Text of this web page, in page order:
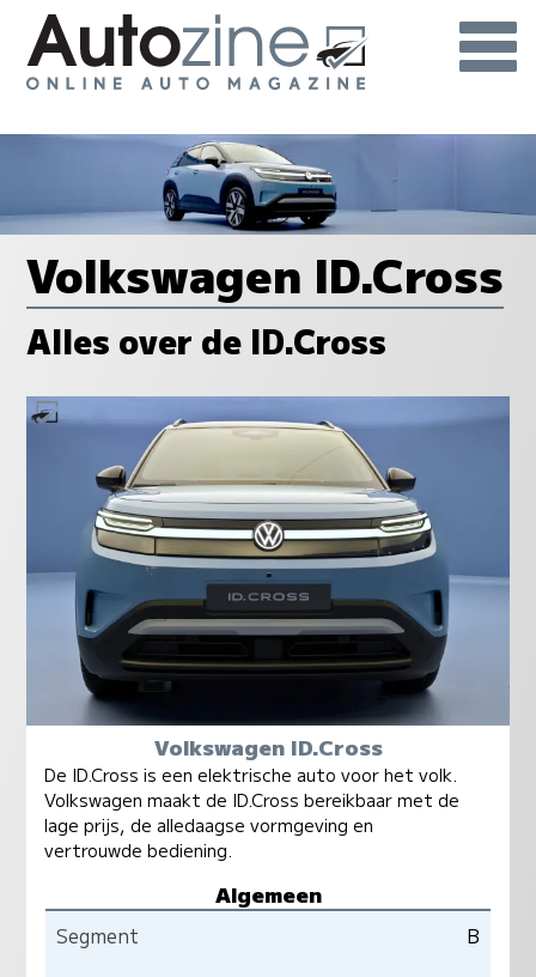
Volkswagen ID.Cross
Alles over de ID.Cross
Volkswagen ID.Cross
De ID.Cross is een elektrische auto voor het volk.
Volkswagen maakt de ID.Cross bereikbaar met de
lage prijs, de alledaagse vormgeving en
vertrouwde bediening.
Algemeen
Segment
B